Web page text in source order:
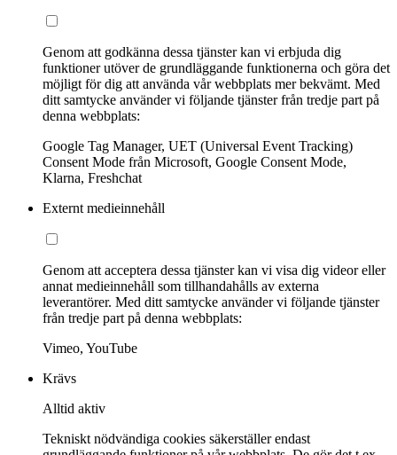
Genom att godkänna dessa tjänster kan vi erbjuda dig
funktioner utöver de grundläggande funktionerna och göra det
möjligt för dig att använda vår webbplats mer bekvämt. Med
ditt samtycke använder vi följande tjänster från tredje part på
denna webbplats:
Google Tag Manager, UET (Universal Event Tracking)
Consent Mode från Microsoft, Google Consent Mode,
Klarna, Freshchat
Externt medieinnehåll
Genom att acceptera dessa tjänster kan vi visa dig videor eller
annat medieinnehåll som tillhandahålls av externa
leverantörer. Med ditt samtycke använder vi följande tjänster
från tredje part på denna webbplats:
Vimeo, YouTube
Krävs
Alltid aktiv
Tekniskt nödvändiga cookies säkerställer endast